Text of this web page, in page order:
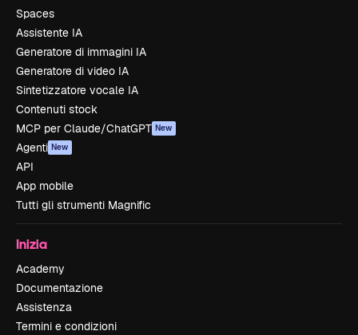
Spaces
Assistente IA
Generatore di immagini IA
Generatore di video IA
Sintetizzatore vocale IA
Contenuti stock
MCP per Claude/ChatGPT New
Agenti New
API
App mobile
Tutti gli strumenti Magnific
Inizia
Academy
Documentazione
Assistenza
Termini e condizioni